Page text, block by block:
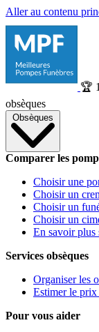
Aller au contenu
🏆 1
obsèques
Obsèques
Comparer les
Choisir une
Choisir un
Choisir un
Choisir un
En savoir plus
Services obsèques
Organiser les
Estimer le prix
Pour vous aider